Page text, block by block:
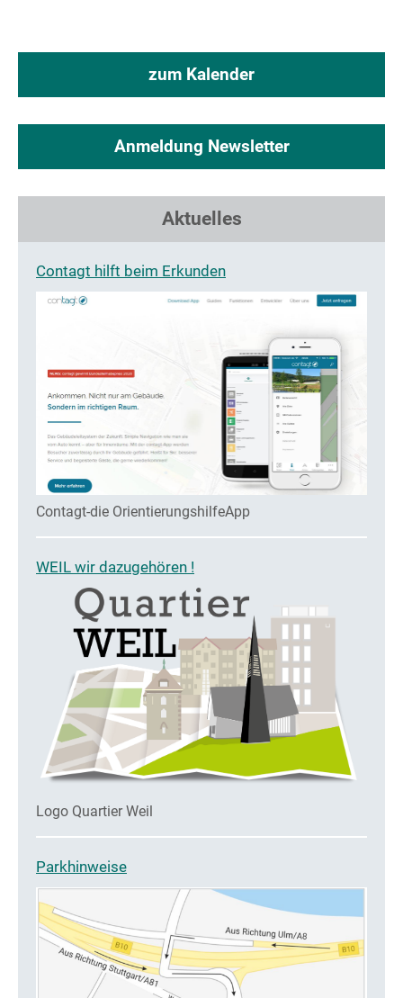
zum Kalender
Anmeldung Newsletter
Aktuelles
Contagt hilft beim Erkunden
Contagt-die OrientierungshilfeApp
WEIL wir dazugehören !
Logo Quartier Weil
Parkhinweise